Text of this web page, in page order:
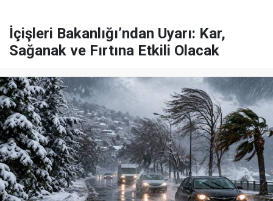
İçişleri Bakanlığı’ndan Uyarı: Kar,
Sağanak ve Fırtına Etkili Olacak